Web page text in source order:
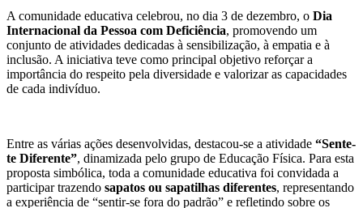
A comunidade educativa celebrou, no dia 3 de dezembro, o Dia
Internacional da Pessoa com Deficiência, promovendo um
conjunto de atividades dedicadas à sensibilização, à empatia e à
inclusão. A iniciativa teve como principal objetivo reforçar a
importância do respeito pela diversidade e valorizar as capacidades
de cada indivíduo.
Entre as várias ações desenvolvidas, destacou-se a atividade “Sente-
te Diferente”, dinamizada pelo grupo de Educação Física. Para esta
proposta simbólica, toda a comunidade educativa foi convidada a
participar trazendo sapatos ou sapatilhas diferentes, representando
a experiência de “sentir-se fora do padrão” e refletindo sobre os